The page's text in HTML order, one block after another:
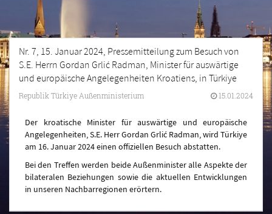
Nr. 7, 15. Januar 2024, Pressemitteilung zum Besuch von
S.E. Herrn Gordan Grlić Radman, Minister für auswärtige
und europäische Angelegenheiten Kroatiens, in Türkiye
Republik Türkiye Außenministerium 15.01.2024
Der kroatische Minister für auswärtige und europäische
Angelegenheiten, S.E. Herr Gordan Grlić Radman, wird Türkiye
am 16. Januar 2024 einen offiziellen Besuch abstatten.
Bei den Treffen werden beide Außenminister alle Aspekte der
bilateralen Beziehungen sowie die aktuellen Entwicklungen
in unseren Nachbarregionen erörtern.